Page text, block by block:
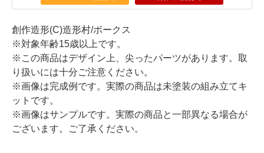
創作造形(C)造形村/ボークス
※対象年齢15歳以上です。
※この商品はデザイン上、尖ったパーツがあります。取
り扱いには十分ご注意ください。
※画像は完成例です。実際の商品は未塗装の組み立てキ
ットです。
※画像はサンプルです。実際の商品と一部異なる場合が
ございます。ご了承ください。